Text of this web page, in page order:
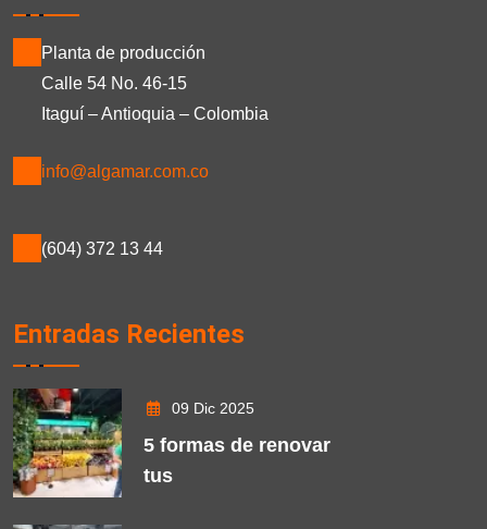
Planta de producción
Calle 54 No. 46-15
Itaguí – Antioquia – Colombia
info@algamar.com.co
(604) 372 13 44
Entradas Recientes
09 Dic 2025
5 formas de renovar
tus